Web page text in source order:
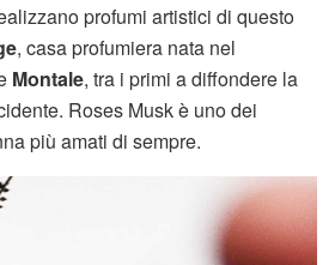
profumi artistici di questo
, casa profumiera nata nel
Montale, tra i primi a diffondere la
Roses Musk è uno dei
più amati di sempre.